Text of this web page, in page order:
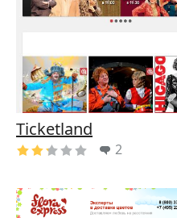
Ticketland
2